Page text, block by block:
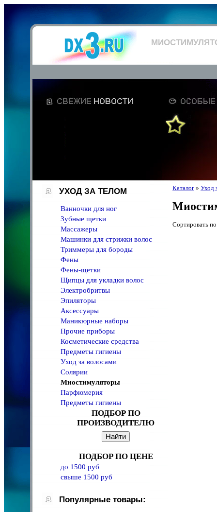
УХОД ЗА ТЕЛОМ
Ванночки для ног
Зубные щетки
Массажеры
Машинки для стрижки волос
Триммеры для бороды
Фены
Фены-щетки
Щипцы для укладки волос
Электробритвы
Эпиляторы
Аксессуары
Маникюрные наборы
Прочие приборы
Косметические средства
Предметы гигиены
Уход за волосами
Солярии
Миостимуляторы
Парфюмерия
Предметы гигиены
ПОДБОР ПО
ПРОИЗВОДИТЕЛЮ
ПОДБОР ПО ЦЕНЕ
до 1500 руб
свыше 1500 руб
Популярные товары:
Каталог » Уход
Сортировать